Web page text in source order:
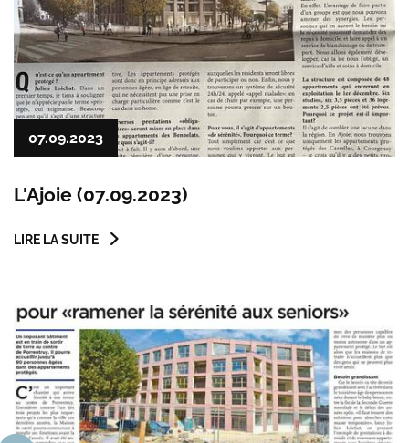
07.09.2023
L'Ajoie (07.09.2023)
LIRE LA SUITE